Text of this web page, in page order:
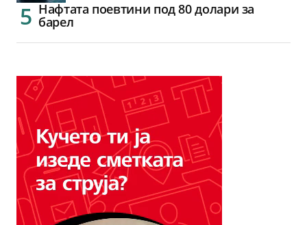
Нафтата поевтини под 80 долари за
барел